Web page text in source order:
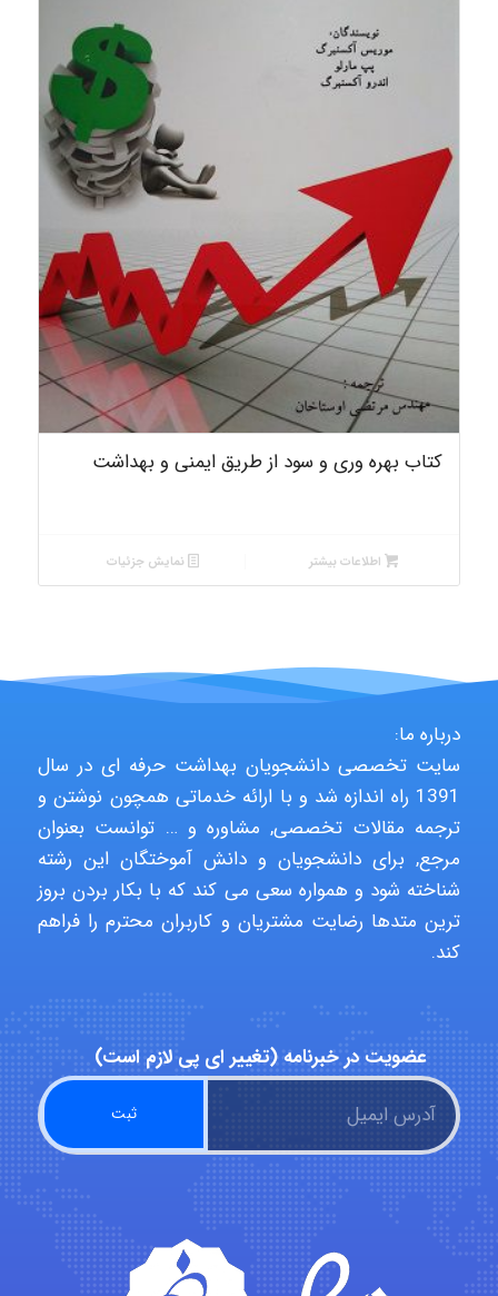
کتاب بهره وری و سود از طریق ایمنی و بهداشت
اطلاعات بیشتر نمایش جزئیات
درباره ما:
سایت تخصصی دانشجویان بهداشت حرفه ای در سال
1391 راه اندازه شد و با ارائه خدماتی همچون نوشتن و
ترجمه مقالات تخصصی, مشاوره و … توانست بعنوان
مرجع, برای دانشجویان و دانش آموختگان این رشته
شناخته شود و همواره سعی می کند که با بکار بردن بروز
ترین متدها رضایت مشتریان و کاربران محترم را فراهم
کند.
عضویت در خبرنامه (تغییر ای پی لازم است)